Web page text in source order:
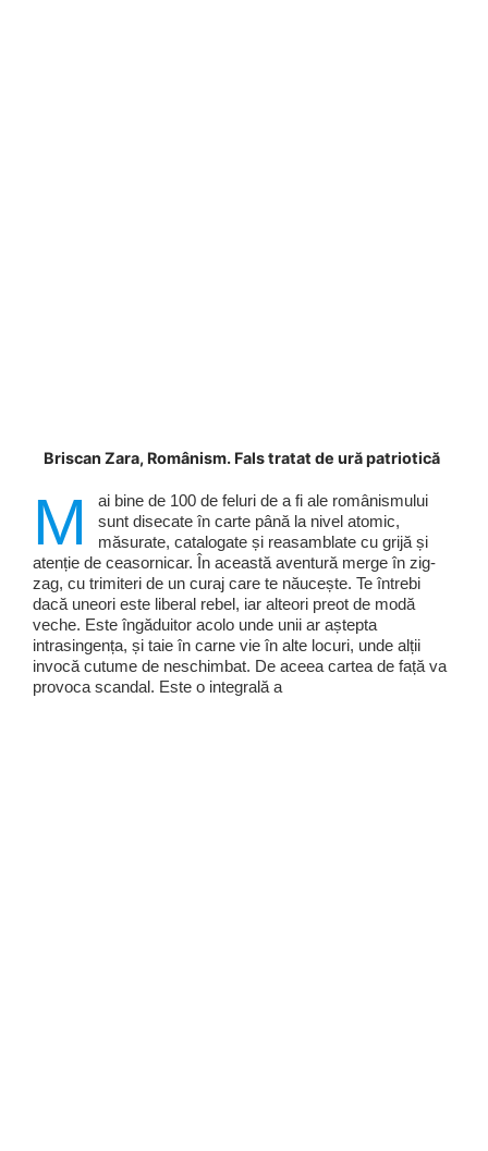
Briscan Zara, Românism. Fals tratat de ură patriotică
M
ai bine de 100 de feluri de a fi ale românismului
sunt disecate în carte până la nivel atomic,
măsurate, catalogate și reasamblate cu grijă și
atenție de ceasornicar. În această aventură merge în zig-
zag, cu trimiteri de un curaj care te năucește. Te întrebi
dacă uneori este liberal rebel, iar alteori preot de modă
veche. Este îngăduitor acolo unde unii ar aștepta
intrasingența, și taie în carne vie în alte locuri, unde alții
invocă cutume de neschimbat. De aceea cartea de față va
provoca scandal. Este o integrală a